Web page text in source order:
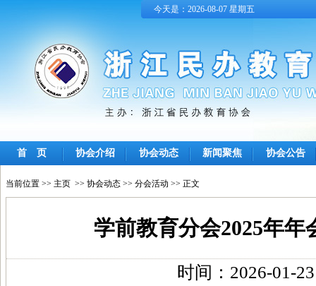
今天是：2026-08-07 星期五
首 页 协会介绍 协会动态 新闻聚焦 协会公告
当前位置 >> 主页 >> 协会动态 >> 分会活动 >> 正文
学前教育分会2025年年
时间：2026-01-